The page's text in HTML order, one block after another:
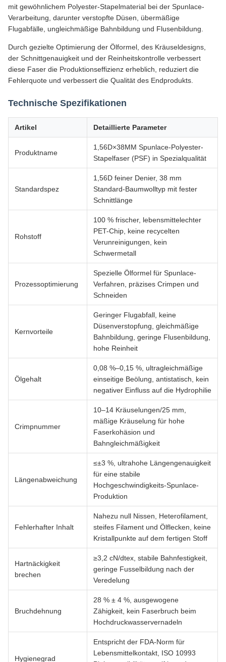
mit gewöhnlichem Polyester-Stapelmaterial bei der Spunlace-
Verarbeitung, darunter verstopfte Düsen, übermäßige
Flugabfälle, ungleichmäßige Bahnbildung und Flusenbildung.
Durch gezielte Optimierung der Ölformel, des Kräuseldesigns,
der Schnittgenauigkeit und der Reinheitskontrolle verbessert
diese Faser die Produktionseffizienz erheblich, reduziert die
Fehlerquote und verbessert die Qualität des Endprodukts.
Technische Spezifikationen
Artikel Detaillierte Parameter
Produktname
1,56D×38MM Spunlace-Polyester-
Stapelfaser (PSF) in Spezialqualität
Standardspez
1,56D feiner Denier, 38 mm
Standard-Baumwolltyp mit fester
Schnittlänge
Rohstoff
100 % frischer, lebensmittelechter
PET-Chip, keine recycelten
Verunreinigungen, kein
Schwermetall
Prozessoptimierung
Spezielle Ölformel für Spunlace-
Verfahren, präzises Crimpen und
Schneiden
Kernvorteile
Geringer Flugabfall, keine
Düsenverstopfung, gleichmäßige
Bahnbildung, geringe Flusenbildung,
hohe Reinheit
Ölgehalt
0,08 %–0,15 %, ultragleichmäßige
einseitige Beölung, antistatisch, kein
negativer Einfluss auf die Hydrophilie
Crimpnummer
10–14 Kräuselungen/25 mm,
mäßige Kräuselung für hohe
Faserkohäsion und
Bahngleichmäßigkeit
Längenabweichung
≤±3 %, ultrahohe Längengenauigkeit
für eine stabile
Hochgeschwindigkeits-Spunlace-
Produktion
Fehlerhafter Inhalt
Nahezu null Nissen, Heterofilament,
steifes Filament und Ölflecken, keine
Kristallpunkte auf dem fertigen Stoff
Hartnäckigkeit
brechen
≥3,2 cN/dtex, stabile Bahnfestigkeit,
geringe Fusselbildung nach der
Veredelung
Bruchdehnung
28 % ± 4 %, ausgewogene
Zähigkeit, kein Faserbruch beim
Hochdruckwasservernadeln
Hygienegrad
Entspricht der FDA-Norm für
Lebensmittelkontakt, ISO 10993